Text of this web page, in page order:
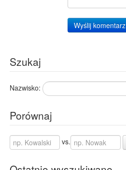
Wyślij komentarz
Szukaj
Nazwisko:
Porównaj
vs.